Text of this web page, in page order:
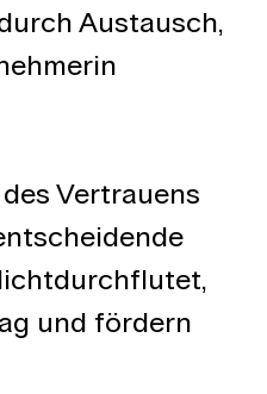
Austausch,
Vertrauens
lichtdurchflutet,
und fördern